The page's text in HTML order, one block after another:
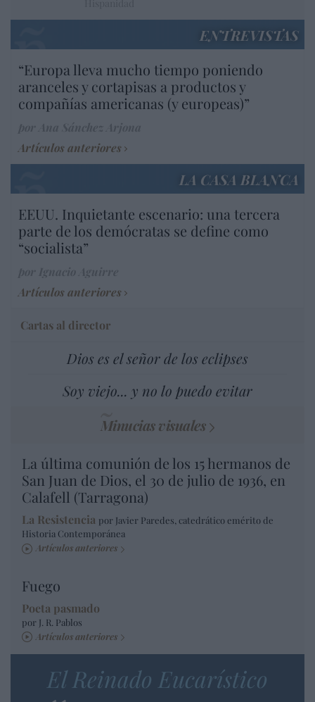
ENTREVISTAS
“Europa lleva mucho tiempo poniendo
aranceles y cortapisas a productos y
compañías americanas (y europeas)”
Artículos anteriores
LA CASA BLANCA
EEUU. Inquietante escenario: una tercera
parte de los demócratas se define como
“socialista”
Artículos anteriores
Cartas al director
Dios es el señor de los eclipses
Soy viejo... y no lo puedo evitar
Minucias visuales
La última comunión de los 15 hermanos de
San Juan de Dios, el 30 de julio de 1936, en
Calafell (Tarragona)
La Resistencia por Javier Paredes, catedrático emérito de
Historia Contemporánea
Artículos anteriores
Fuego
Poeta pasmado
por J. R. Pablos
Artículos anteriores
El Reinado Eucarístico